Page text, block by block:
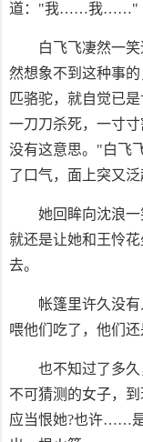
道："我……我……"
白飞飞凄然一
然想象不到这种事
匹骆驼，就自觉已
一刀刀杀死，一寸
没有这意思。"白飞
了口气，面上突又
她回眸向沈浪
就还是让她和王怜
去。
帐篷里许久没
喂他们吃了，他们还
也不知过了多
不可猜测的女子，
应当恨她?也许……